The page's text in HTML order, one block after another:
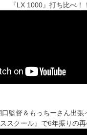
『LX 1000』打ち比べ！！
監督＆もっちーさん出張
スクール』で6年振りの再